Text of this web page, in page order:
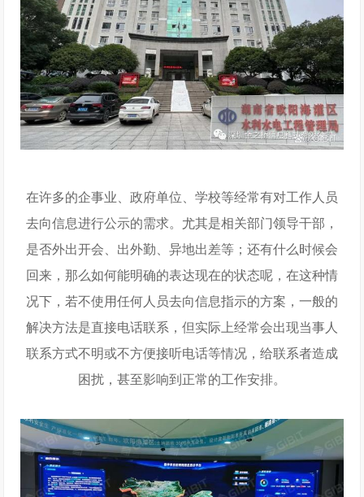
在许多的企事业、政府单位、学校等经常有对工作人员
去向信息进行公示的需求。尤其是相关部门领导干部，
是否外出开会、出外勤、异地出差等；还有什么时候会
回来，那么如何能明确的表达现在的状态呢，在这种情
况下，若不使用任何人员去向信息指示的方案，一般的
解决方法是直接电话联系，但实际上经常会出现当事人
联系方式不明或不方便接听电话等情况，给联系者造成
困扰，甚至影响到正常的工作安排。